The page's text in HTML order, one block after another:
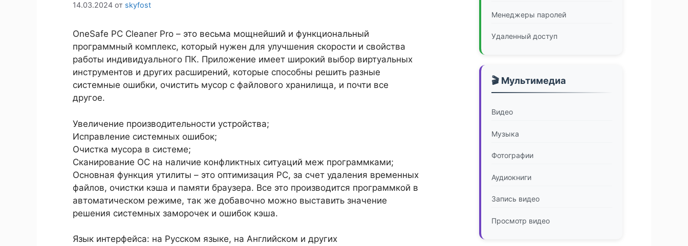
14.03.2024 от skyfost
OneSafe PC Cleaner Pro – это весьма мощнейший и функциональный
программный комплекс, который нужен для улучшения скорости и свойства
работы индивидуального ПК. Приложение имеет широкий выбор виртуальных
инструментов и других расширений, которые способны решить разные
системные ошибки, очистить мусор с файлового хранилища, и почти все
другое.
Увеличение производительности устройства;
Исправление системных ошибок;
Очистка мусора в системе;
Сканирование ОС на наличие конфликтных ситуаций меж программками;
Основная функция утилиты – это оптимизация PC, за счет удаления временных
файлов, очистки кэша и памяти браузера. Все это производится программкой в
автоматическом режиме, так же добавочно можно выставить значение
решения системных заморочек и ошибок кэша.
Язык интерфейса: на Русском языке, на Английском и других
Менеджеры паролей
Удаленный доступ
🎬 Мультимедиа
Видео
Музыка
Фотографии
Аудиокниги
Запись видео
Просмотр видео